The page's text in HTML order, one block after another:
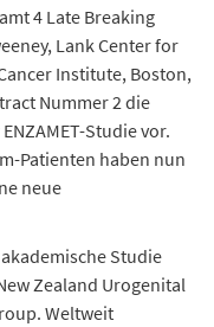
4 Late Breaking
Lank Center for
Institute, Boston,
Nummer 2 die
Studie vor.
Patienten haben nun
neue
Studie
Zealand Urogenital
Weltweit